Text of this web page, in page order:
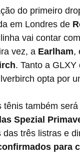
em Londres de
vai contar
vez, a Earlham,
. Tanto a
opta por
Spezial
três listras e
para